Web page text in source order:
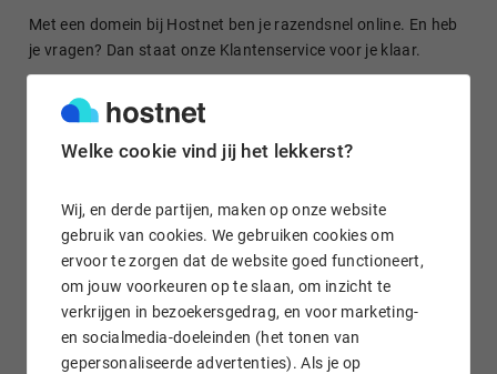
Welke cookie vind jij het lekkerst?
Wij, en derde partijen, maken op onze website
gebruik van cookies. We gebruiken cookies om
ervoor te zorgen dat de website goed functioneert,
om jouw voorkeuren op te slaan, om inzicht te
verkrijgen in bezoekersgedrag, en voor marketing-
en socialmedia-doeleinden (het tonen van
gepersonaliseerde advertenties). Als je op
Met een domein bij Hostnet ben je razendsnel online. En heb
je vragen? Dan staat onze Klantenservice voor je klaar.
Gratis domein doorsturen
Stuur je domeinnaam kosteloos door naar een site of je
socialmedia-profiel. Het is in enkele klikken geregeld.
Gratis e-mail doorsturen